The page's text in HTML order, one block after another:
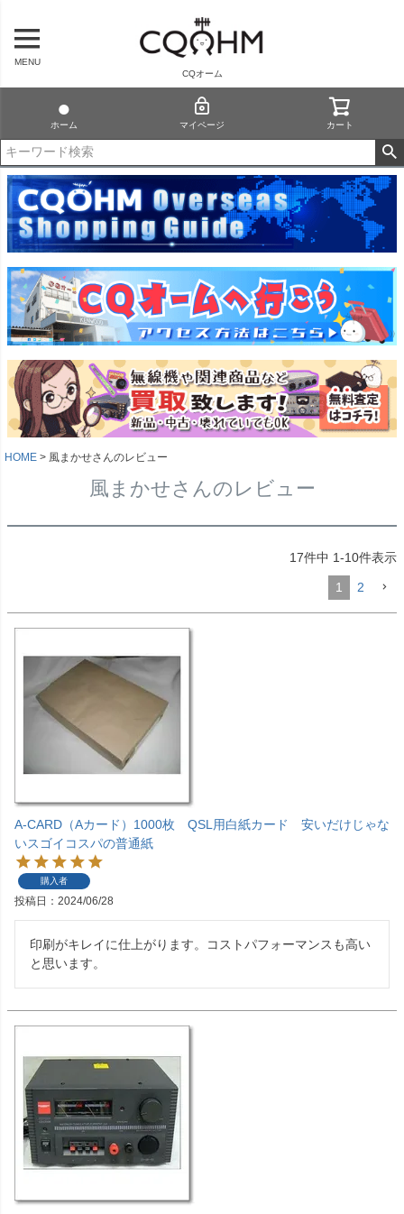
MENU
CQオーム
ホーム マイページ カート
HOME 風まかせさんのレビュー
風まかせさんのレビュー
17件中 1-10件表示
1 2
A-CARD（Aカード）1000枚 QSL用白紙カード 安いだけじゃな
いスゴイコスパの普通紙
購入者
投稿日 2024/06/28
印刷がキレイに仕上がります。コストパフォーマンスも高い
と思います。